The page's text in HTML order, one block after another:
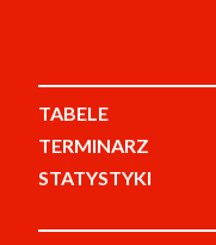
TABELE
TERMINARZ
STATYSTYKI